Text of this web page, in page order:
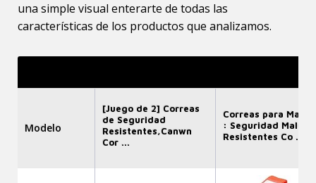
una simple visual enterarte de todas las
características de los productos que analizamos.
Modelo
[Juego de 2] Correas
de Seguridad
Resistentes,Canwn
Cor ...
Correas para
: Seguridad
Resistentes Co ...